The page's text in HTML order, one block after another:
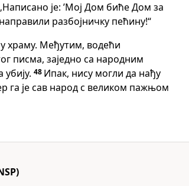
је: ’Мој Дом биће Дом за
разбојничку пећину!“
храму. Међутим, водећи
писма, заједно са народним
убију. 48 Ипак, нису могли да нађу
га је сав народ с великом пажњом